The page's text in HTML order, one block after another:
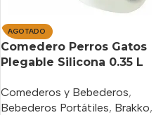
AGOTADO
Comedero Perros Gatos
Plegable Silicona 0.35 L
Comederos y Bebederos,
Bebederos Portátiles, Brakko,